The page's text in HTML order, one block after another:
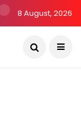
8 August, 2026